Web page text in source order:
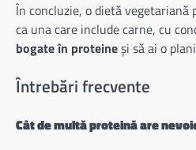
În concluzie, o dietă
ca una care include carne, cu
bogate în proteineși să ai o
Întrebări frecvente
Cât de multă proteină are